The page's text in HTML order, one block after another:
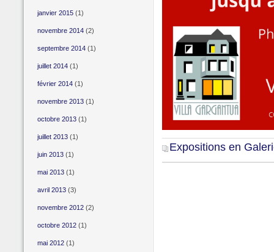
Expositions en
janvier 2015(1)
novembre 2014(2)
septembre 2014(1)
juillet 2014(1)
février 2014(1)
novembre 2013(1)
octobre 2013(1)
juillet 2013(1)
juin 2013(1)
mai 2013(1)
avril 2013(3)
novembre 2012(2)
octobre 2012(1)
mai 2012(1)